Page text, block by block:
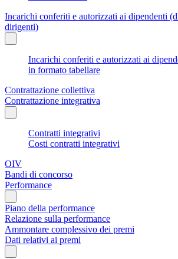
Incarichi conferiti e autorizzati ai dipendenti
dirigenti)
Incarichi conferiti e autorizzati ai
in formato tabellare
Contrattazione collettiva
Contrattazione integrativa
Contratti integrativi
Costi contratti integrativi
OIV
Bandi di concorso
Performance
Piano della performance
Relazione sulla performance
Ammontare complessivo dei premi
Dati relativi ai premi